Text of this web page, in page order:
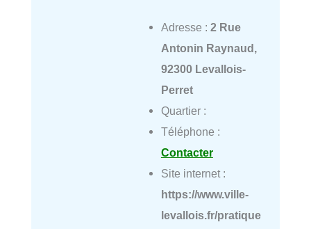
Adresse : 2 Rue
Antonin Raynaud,
92300 Levallois-
Perret
Quartier :
Téléphone :
Contacter
Site internet :
https://www.ville-
levallois.fr/pratique